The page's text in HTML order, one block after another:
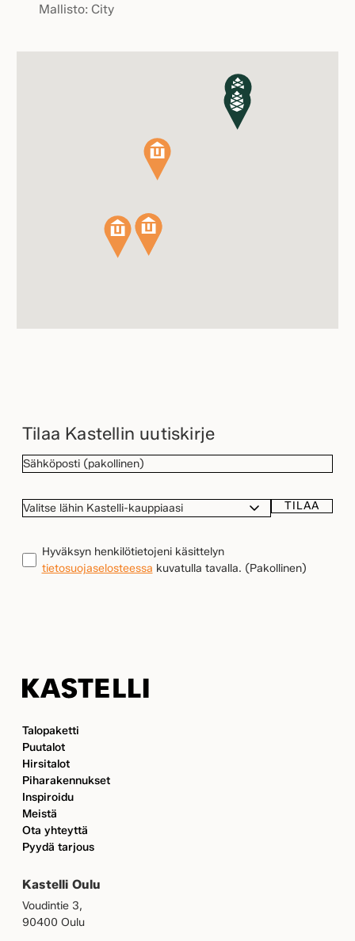
Mallisto: City
Tilaa Kastellin uutiskirje
SÄHKÖPOSTI(Pakollinen)
VALITSE
KAUPPIAASI
TIETOSUOJA(Pakollinen)
Hyväksyn henkilötietojeni käsittelyn
tietosuojaselosteessa kuvatulla tavalla. (Pakollinen)
TILAA
Talopaketti
Puutalot
Hirsitalot
Piharakennukset
Inspiroidu
Meistä
Ota yhteyttä
Pyydä tarjous
Kastelli Oulu
Voudintie 3,
90400 Oulu